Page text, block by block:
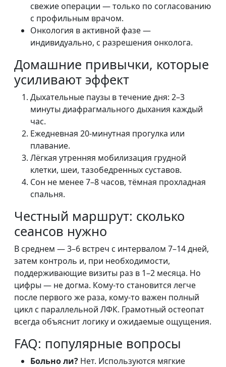
свежие операции — только по согласованию
с профильным врачом.
Онкология в активной фазе —
индивидуально, с разрешения онколога.
Домашние привычки, которые
усиливают эффект
Дыхательные паузы в течение дня: 2–3
минуты диафрагмального дыхания каждый
час.
Ежедневная 20-минутная прогулка или
плавание.
Лёгкая утренняя мобилизация грудной
клетки, шеи, тазобедренных суставов.
Сон не менее 7–8 часов, тёмная прохладная
спальня.
Честный маршрут: сколько
сеансов нужно
В среднем — 3–6 встреч с интервалом 7–14 дней,
затем контроль и, при необходимости,
поддерживающие визиты раз в 1–2 месяца. Но
цифры — не догма. Кому-то становится легче
после первого же раза, кому-то важен полный
цикл с параллельной ЛФК. Грамотный остеопат
всегда объяснит логику и ожидаемые ощущения.
FAQ: популярные вопросы
Больно ли? Нет. Используются мягкие